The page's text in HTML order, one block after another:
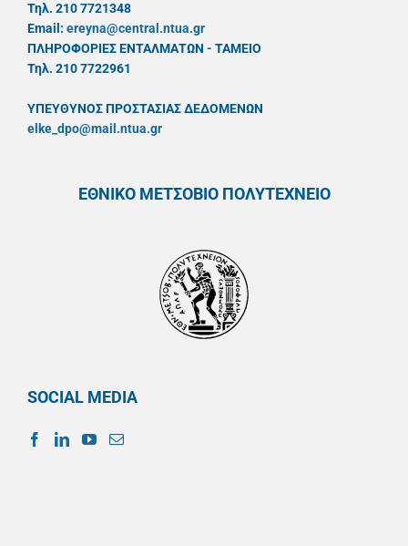
Τηλ. 210 7721348
Email: ereyna@central.ntua.gr
ΠΛΗΡΟΦΟΡΙΕΣ ΕΝΤΑΛΜΑΤΩΝ - ΤΑΜΕΙΟ
Τηλ. 210 7722961
ΥΠΕΥΘYΝΟΣ ΠΡΟΣΤΑΣΙΑΣ ΔΕΔΟΜΕΝΩΝ
elke_dpo@mail.ntua.gr
ΕΘΝΙΚΟ ΜΕΤΣΟΒΙΟ ΠΟΛΥΤΕΧΝΕΙΟ
SOCIAL MEDIA